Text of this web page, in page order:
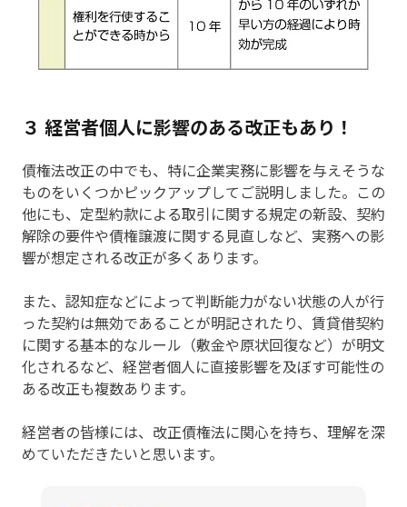
３ 経営者個人に影響のある改正もあり！
債権法改正の中でも、特に企業実務に影響を与えそうな
ものをいくつかピックアップしてご説明しました。この
他にも、定型約款による取引に関する規定の新設、契約
解除の要件や債権譲渡に関する見直しなど、実務への影
響が想定される改正が多くあります。
また、認知症などによって判断能力がない状態の人が行
った契約は無効であることが明記されたり、賃貸借契約
に関する基本的なルール（敷金や原状回復など）が明文
化されるなど、経営者個人に直接影響を及ぼす可能性の
ある改正も複数あります。
経営者の皆様には、改正債権法に関心を持ち、理解を深
めていただきたいと思います。